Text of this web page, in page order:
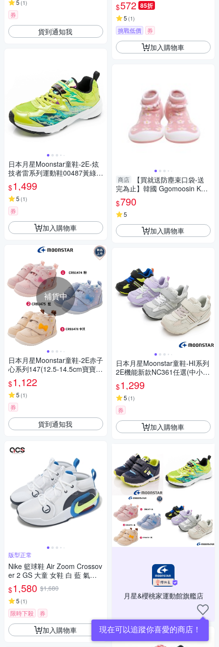
5 (1)
券
貨到通知我
日本月星Moonstar童鞋-2E-炫
技者雷系列運動鞋00487黃綠
(中大童段)
$1,499
5 (1)
券
加入購物車
補貨中
日本月星Moonstar童鞋-2E赤子
心系列147(12.5-14.5cm寶寶
段)櫻桃家
$1,122
5 (1)
券
貨到通知我
版型正常
Nike 籃球鞋 Air Zoom Crossov
er 2 GS 大童 女鞋 白 藍 氣墊
運動鞋 FB2689-103
$1,580 $1,680
5 (1)
限時下殺 券
加入購物車
$572 85折
5 (1)
挑戰低價 券
加入購物車
商店
【買就送防塵束口袋-送
完為止】韓國 Ggomoosin Kom
uello 學步襪鞋-粉紅小花園
$790
5
加入購物車
日本月星Moonstar童鞋-HI系列
2E機能新款NC361任選(中小童
段)
$1,299
5 (1)
券
加入購物車
月星&櫻桃家運動館旗艦店
現在可以追蹤你喜愛的商店！